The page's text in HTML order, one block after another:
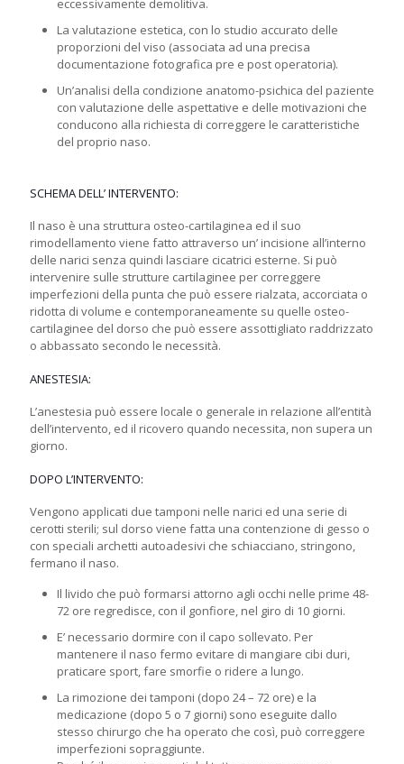
eccessivamente demolitiva.
La valutazione estetica, con lo studio accurato delle
proporzioni del viso (associata ad una precisa
documentazione fotografica pre e post operatoria).
Un’analisi della condizione anatomo-psichica del paziente
con valutazione delle aspettative e delle motivazioni che
conducono alla richiesta di correggere le caratteristiche
del proprio naso.
SCHEMA DELL’ INTERVENTO:
Il naso è una struttura osteo-cartilaginea ed il suo
rimodellamento viene fatto attraverso un’ incisione all’interno
delle narici senza quindi lasciare cicatrici esterne. Si può
intervenire sulle strutture cartilaginee per correggere
imperfezioni della punta che può essere rialzata, accorciata o
ridotta di volume e contemporaneamente su quelle osteo-
cartilaginee del dorso che può essere assottigliato raddrizzato
o abbassato secondo le necessità.
ANESTESIA:
L’anestesia può essere locale o generale in relazione all’entità
dell’intervento, ed il ricovero quando necessita, non supera un
giorno.
DOPO L’INTERVENTO:
Vengono applicati due tamponi nelle narici ed una serie di
cerotti sterili; sul dorso viene fatta una contenzione di gesso o
con speciali archetti autoadesivi che schiacciano, stringono,
fermano il naso.
Il livido che può formarsi attorno agli occhi nelle prime 48-
72 ore regredisce, con il gonfiore, nel giro di 10 giorni.
E’ necessario dormire con il capo sollevato. Per
mantenere il naso fermo evitare di mangiare cibi duri,
praticare sport, fare smorfie o ridere a lungo.
La rimozione dei tamponi (dopo 24 – 72 ore) e la
medicazione (dopo 5 o 7 giorni) sono eseguite dallo
stesso chirurgo che ha operato che così, può correggere
imperfezioni sopraggiunte.